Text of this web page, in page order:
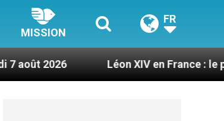
MISSION
FR
Léon XIV en France : le programme